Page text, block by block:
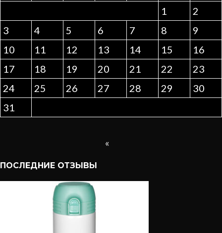
1
2
3
4 5 6 7 8
9
10
11 12 13 14 15
16
17
18 19 20 21 22
23
24
25 26 27 28 29
30
31
«
ПОСЛЕДНИЕ ОТЗЫВЫ